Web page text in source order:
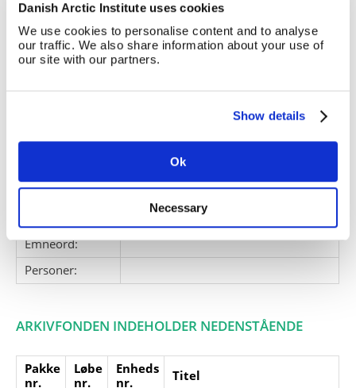
Danish Arctic Institute uses cookies
We use cookies to personalise content and to analyse
our traffic. We also share information about your use of
our site with our partners.
Show details
Ok
Necessary
Beskrivelse:
Tavler m.v. til 3. bind af "Grønlands
historiske mindemærker". Ruiner.
Kort over Nordatlanten. Kort over
Færøerne.
Ingen note registreret
Henvisninger
Emneord:
Personer:
ARKIVFONDEN INDEHOLDER NEDENSTÅENDE
Pakke
nr.
Løbe
nr.
Enheds
nr.
Titel